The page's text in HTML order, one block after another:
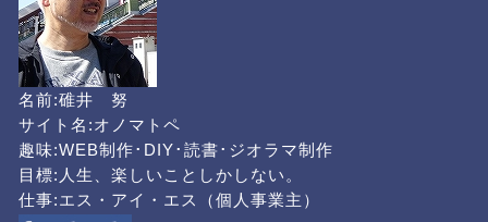
名前:碓井 努
サイト名:オノマトペ
趣味:WEB制作･DIY･読書･ジオラマ制作
目標:人生、楽しいことしかしない。
仕事:エス・アイ・エス（個人事業主）